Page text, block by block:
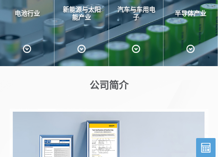
电池行业
新能源与太阳
能产业
汽车与车用电
子
半导体产业
公司简介